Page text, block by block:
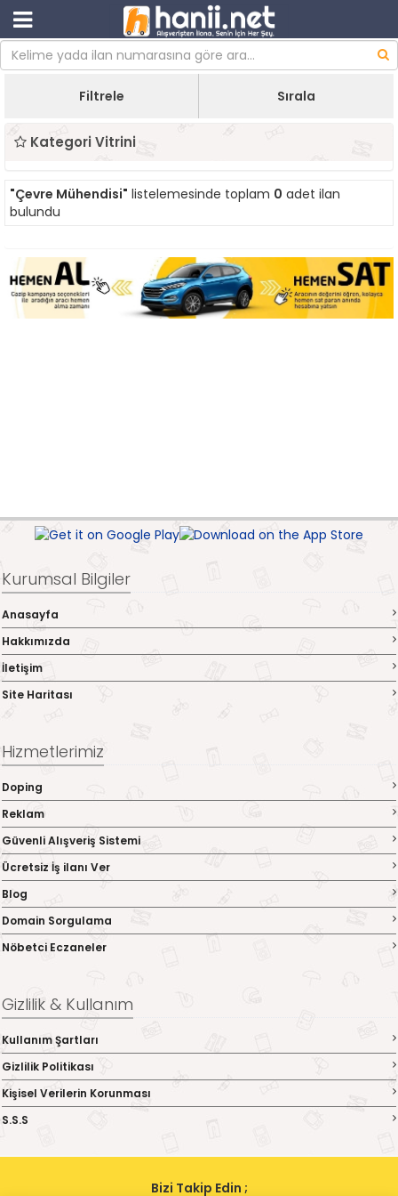
Filtrele Sırala
Kategori Vitrini
"Çevre Mühendisi" listelemesinde toplam 0 adet ilan
bulundu
Kurumsal Bilgiler
Anasayfa
Hakkımızda
İletişim
Site Haritası
Hizmetlerimiz
Doping
Reklam
Güvenli Alışveriş Sistemi
Ücretsiz İş ilanı Ver
Blog
Domain Sorgulama
Nöbetci Eczaneler
Gizlilik & Kullanım
Kullanım Şartları
Gizlilik Politikası
Kişisel Verilerin Korunması
S.S.S
Bizi Takip Edin ;